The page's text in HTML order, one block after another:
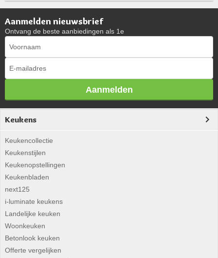
Aanmelden nieuwsbrief
Ontvang de beste aanbiedingen als 1e
Aanmelden
Keukens
Keukencollectie
Keukenstijlen
Keukenopstellingen
Keukenbladen
next125
i-luminate keukens
Landelijke keuken
Woonkeuken
Betonlook keuken
Offerte vergelijken